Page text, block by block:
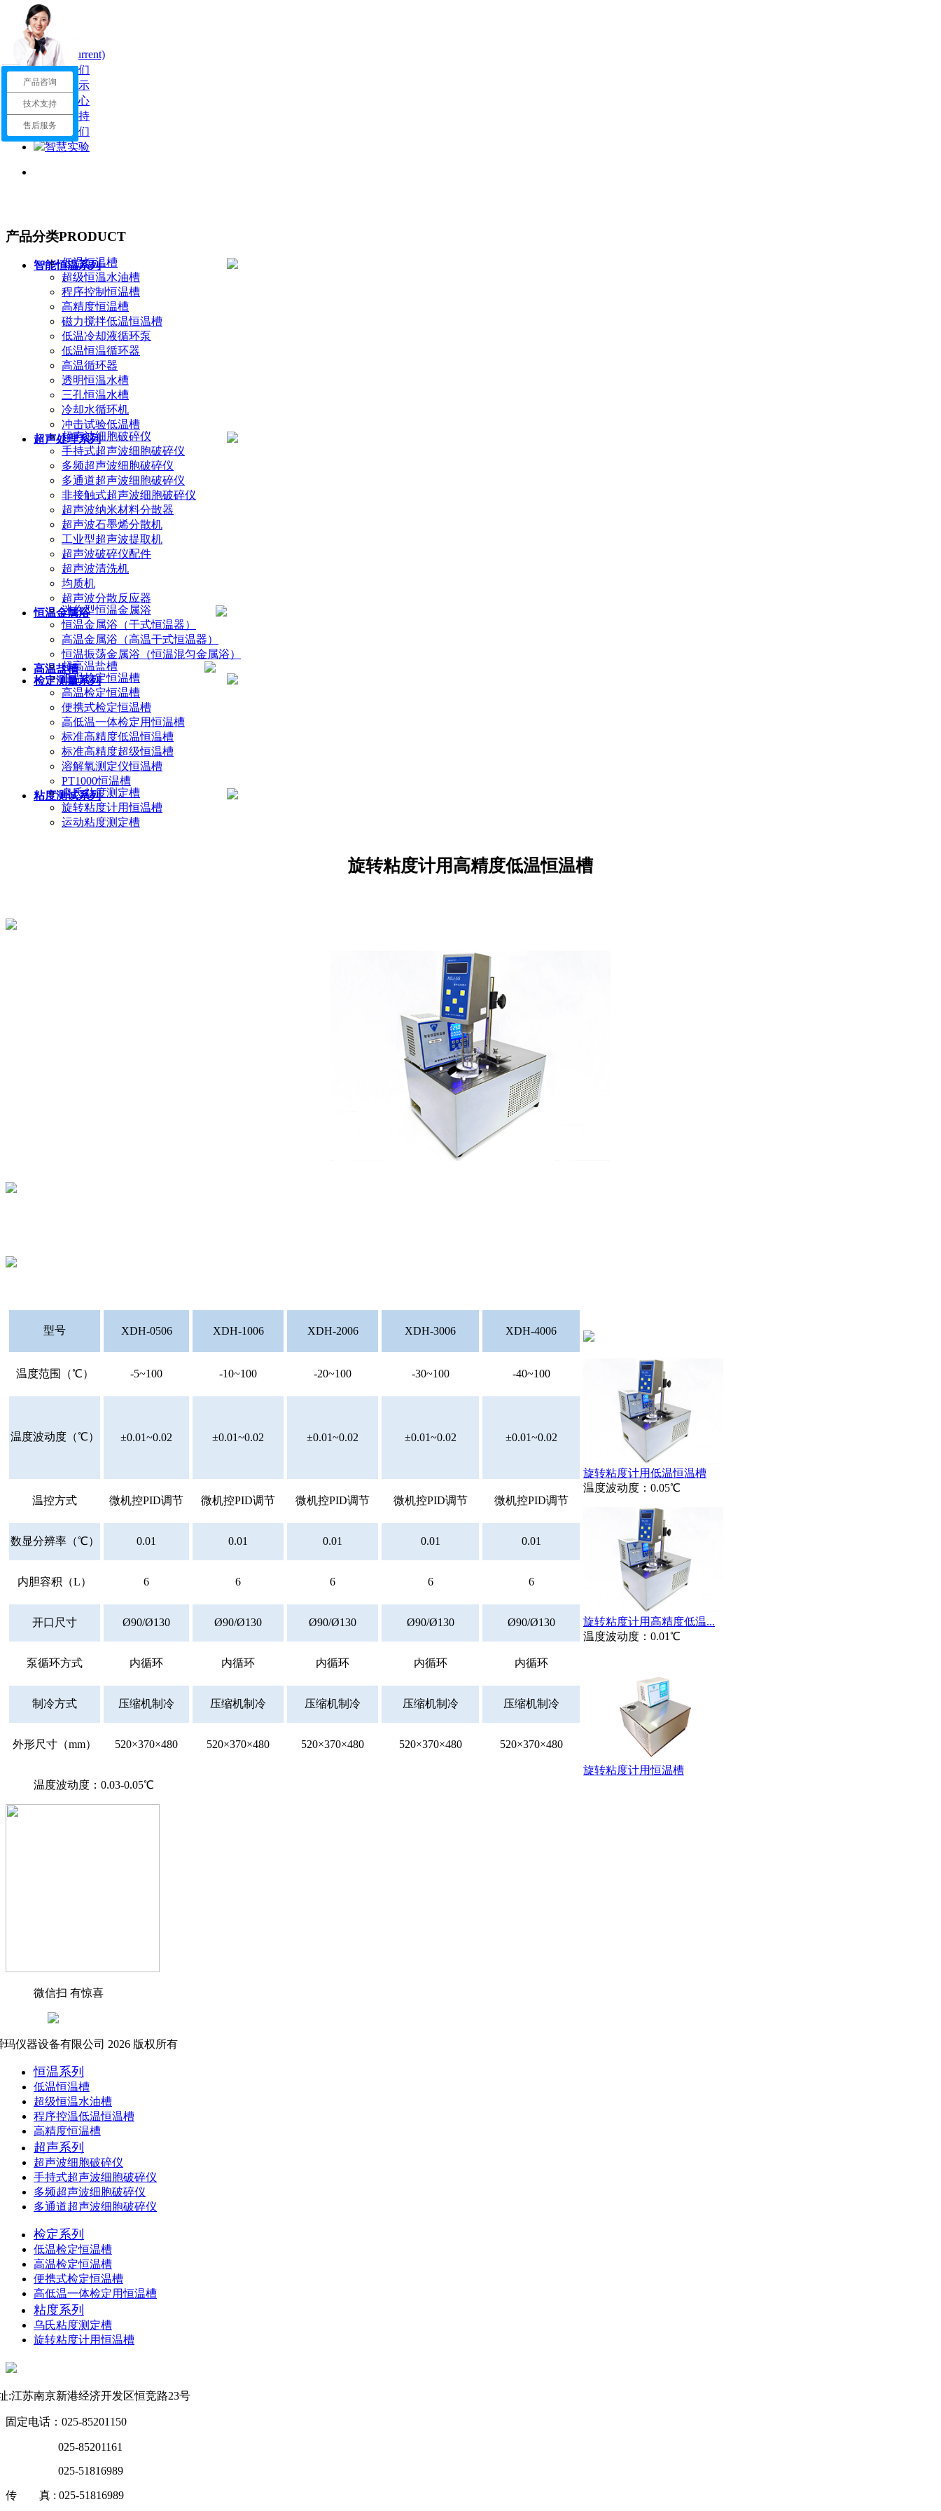
首页
(current)
关于我们
产品展示
新闻中心
服务支持
联系我们
智慧实验
产品分类PRODUCT
智能恒温系列
低温恒温槽
超级恒温水油槽
程序控制恒温槽
高精度恒温槽
磁力搅拌低温恒温槽
低温冷却液循环泵
低温恒温循环器
高温循环器
透明恒温水槽
三孔恒温水槽
冷却水循环机
冲击试验低温槽
超声处理系列
超声波细胞破碎仪
手持式超声波细胞破碎仪
多频超声波细胞破碎仪
多通道超声波细胞破碎仪
非接触式超声波细胞破碎仪
超声波纳米材料分散器
超声波石墨烯分散机
工业型超声波提取机
超声波破碎仪配件
超声波清洗机
均质机
超声波分散反应器
恒温金属浴迷你型恒温金属浴
恒温金属浴（干式恒温器）
高温金属浴（高温干式恒温器）
恒温振荡金属浴（恒温混匀金属浴）
高温盐槽超高温盐槽
检定测量系列
低温检定恒温槽
高温检定恒温槽
便携式检定恒温槽
高低温一体检定用恒温槽
标准高精度低温恒温槽
标准高精度超级恒温槽
溶解氧测定仪恒温槽
PT1000恒温槽
粘度测试系列
乌氏粘度测定槽
旋转粘度计用恒温槽
运动粘度测定槽
旋转粘度计用高精度低温恒温槽
型号 XDH-0506 XDH-1006 XDH-2006 XDH-3006 XDH-4006
温度范围（℃） -5~100 -10~100 -20~100 -30~100 -40~100
温度波动度（℃） ±0.01~0.02 ±0.01~0.02 ±0.01~0.02 ±0.01~0.02 ±0.01~0.02
温控方式 微机控PID调节 微机控PID调节 微机控PID调节 微机控PID调节 微机控PID调节
数显分辨率（℃） 0.01 0.01 0.01 0.01 0.01
内胆容积（L） 6 6 6 6 6
开口尺寸 Ø90/Ø130 Ø90/Ø130 Ø90/Ø130 Ø90/Ø130 Ø90/Ø130
泵循环方式 内循环 内循环 内循环 内循环 内循环
制冷方式 压缩机制冷 压缩机制冷 压缩机制冷 压缩机制冷 压缩机制冷
外形尺寸（mm） 520×370×480 520×370×480 520×370×480 520×370×480 520×370×480
旋转粘度计用低温恒温槽
温度波动度：0.05℃
旋转粘度计用高精度低温...
温度波动度：0.01℃
旋转粘度计用恒温槽
温度波动度：0.03-0.05℃
微信扫 有惊喜
玛仪器设备有限公司 2026 版权所有
恒温系列
低温恒温槽
超级恒温水油槽
程序控温低温恒温槽
高精度恒温槽
超声系列
超声波细胞破碎仪
手持式超声波细胞破碎仪
多频超声波细胞破碎仪
多通道超声波细胞破碎仪
检定系列
低温检定恒温槽
高温检定恒温槽
便携式检定恒温槽
高低温一体检定用恒温槽
粘度系列
乌氏粘度测定槽
旋转粘度计用恒温槽
:江苏南京新港经济开发区恒竞路23号
固定电话：025-85201150
025-85201161
025-51816989
传 真 : 025-51816989
产品咨询
技术支持
售后服务